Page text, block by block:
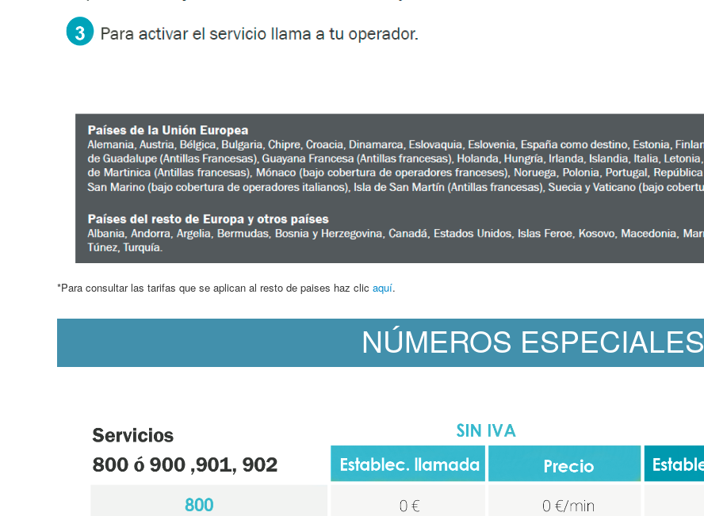
*Para consultar las tarifas que se aplican al resto de paises haz clic aquí.
NÚMEROS ESPECIALES